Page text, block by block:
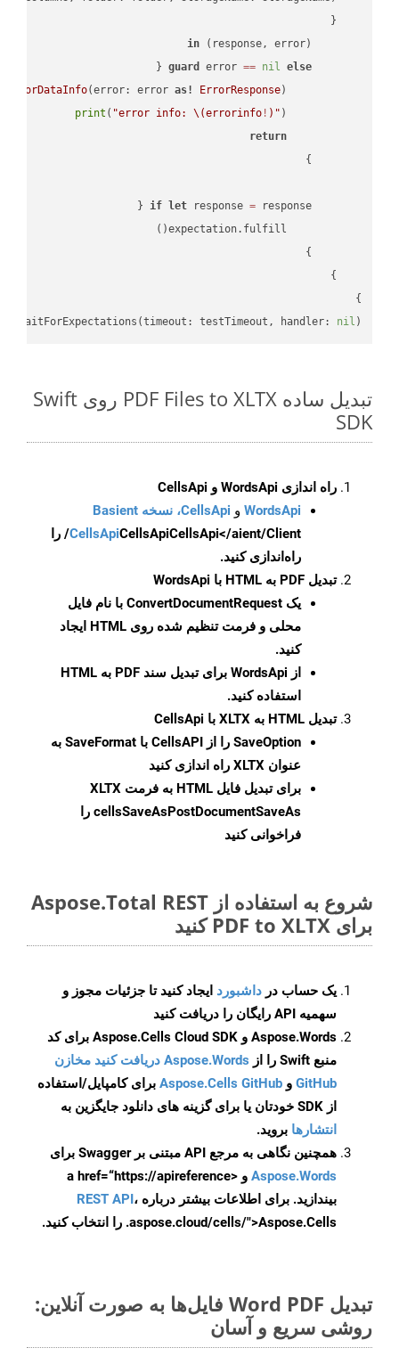
        (response, error)
in
guard
error == nil else
(error: error as!
ErrorResponse
print ( "error info: \(errorinfo! ) "
return
if let response =
}
.waitForExpectations(timeout: testTimeout, handler: nil )
تبدیل ساده PDF Files to XLTX روی Swift
SDK
راه اندازی WordsApi و CellsApi
WordsApi و CellsApi، نسخه Basient
CellsApiCellsApi
CellsApi</aient/Client/ را
راه‌اندازی کنید.
تبدیل PDF به HTML با WordsApi
یک ConvertDocumentRequest با نام فایل
محلی و فرمت تنظیم شده روی HTML ایجاد
کنید.
از WordsApi برای تبدیل سند PDF به HTML
استفاده کنید.
تبدیل HTML به XLTX با CellsApi
SaveOption
را از CellsAPI با SaveFormat به
عنوان XLTX راه اندازی کنید
برای تبدیل فایل HTML به فرمت
XLTX
cellsSaveAsPostDocumentSaveAs را
فراخوانی کنید
شروع به استفاده از Aspose.Total REST
برای PDF to XLTX کنید
یک حساب در داشبورد ایجاد کنید تا جزئیات مجوز و
سهمیه API رایگان را دریافت کنید
Aspose.Words و Aspose.Cells Cloud SDK برای کد
منبع Swift را از
Aspose.Words دریافت کنید مخازن
GitHub و Aspose.Cells GitHub برای کامپایل/استفاده
از SDK خودتان یا برای گزینه های دانلود جایگزین به
انتشارها بروید.
همچنین نگاهی به مرجع API مبتنی بر Swagger برای
Aspose.Words
و <a href=“https://apireference
بیندازید. برای اطلاعات بیشتر درباره REST API،
.aspose.cloud/cells/">Aspose.Cells را انتخاب کنید.
تبدیل Word PDF فایل‌ها به صورت آنلاین:
روشی سریع و آسان